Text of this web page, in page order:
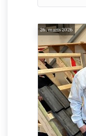
26. marts 2026